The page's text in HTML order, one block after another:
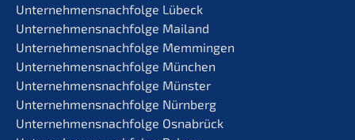
Unternehmens­nachfolge Lübeck
Unternehmens­nachfolge Mailand
Unternehmens­nachfolge Memmingen
Unternehmens­nachfolge München
Unternehmens­nachfolge Münster
Unternehmens­nachfolge Nürnberg
Unternehmens­nachfolge Osnabrück